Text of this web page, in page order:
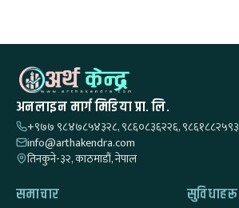
अनलाइन मार्ग मिडिया प्रा. लि.
+९७७ ९८४७८५४३२८, ९८६०८३६२२६, ९८६१८८२५९३
info@arthakendra.com
तिनकुने-३२, काठमाडौं, नेपाल
समाचार सुविधाहरू